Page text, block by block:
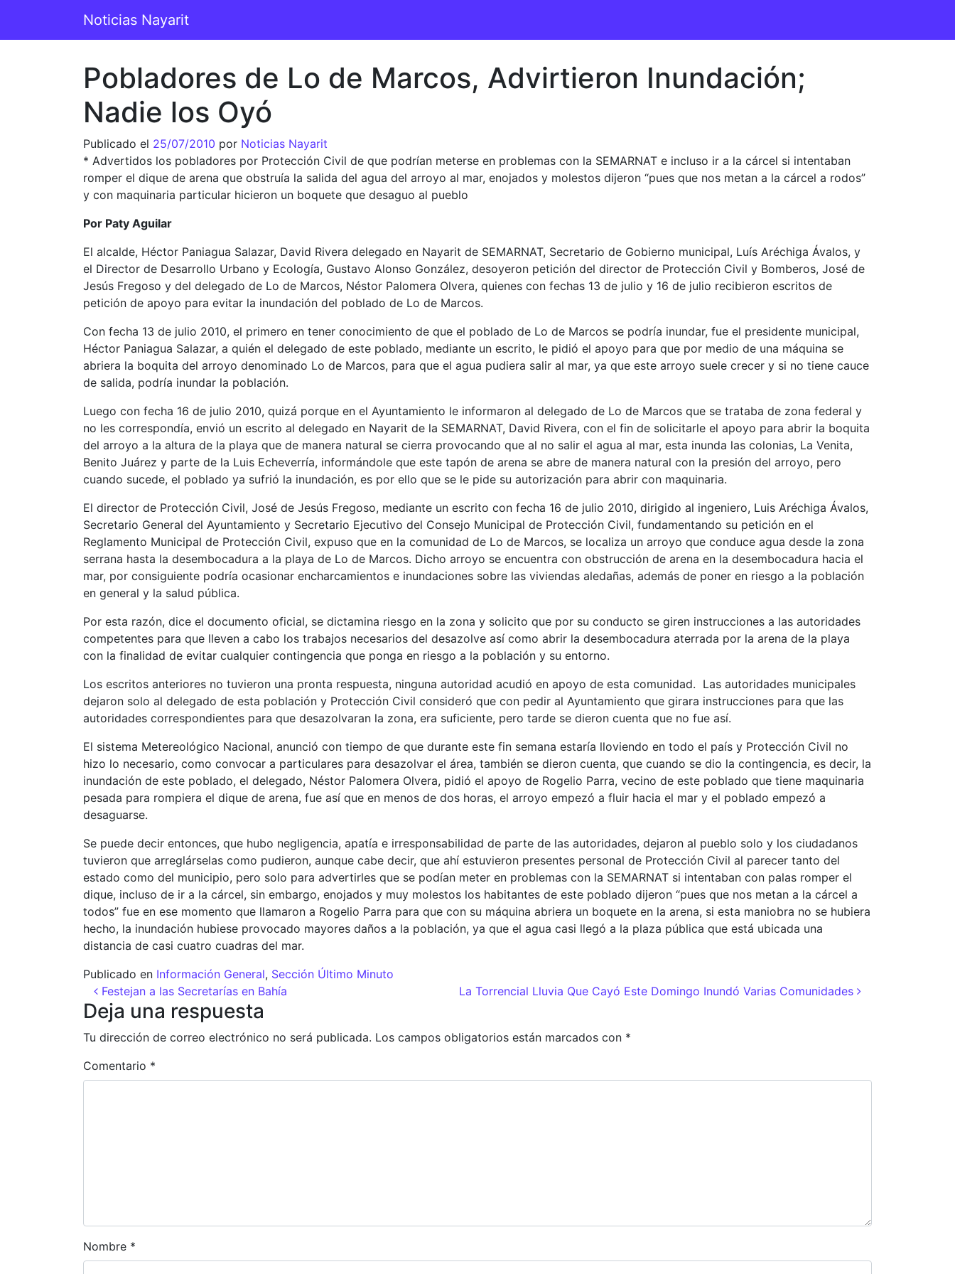
Navegación principal
Noticias Nayarit
Pobladores de Lo de Marcos, Advirtieron Inundación;
Nadie los Oyó
Publicado el 25/07/2010 por Noticias Nayarit
* Advertidos los pobladores por Protección Civil de que podrían meterse en problemas con la SEMARNAT e incluso ir a la cárcel si intentaban
romper el dique de arena que obstruía la salida del agua del arroyo al mar, enojados y molestos dijeron “pues que nos metan a la cárcel a rodos”
y con maquinaria particular hicieron un boquete que desaguo al pueblo
Por Paty Aguilar
El alcalde, Héctor Paniagua Salazar, David Rivera delegado en Nayarit de SEMARNAT, Secretario de Gobierno municipal, Luís Aréchiga Ávalos, y
el Director de Desarrollo Urbano y Ecología, Gustavo Alonso González, desoyeron petición del director de Protección Civil y Bomberos, José de
Jesús Fregoso y del delegado de Lo de Marcos, Néstor Palomera Olvera, quienes con fechas 13 de julio y 16 de julio recibieron escritos de
petición de apoyo para evitar la inundación del poblado de Lo de Marcos.
Con fecha 13 de julio 2010, el primero en tener conocimiento de que el poblado de Lo de Marcos se podría inundar, fue el presidente municipal,
Héctor Paniagua Salazar, a quién el delegado de este poblado, mediante un escrito, le pidió el apoyo para que por medio de una máquina se
abriera la boquita del arroyo denominado Lo de Marcos, para que el agua pudiera salir al mar, ya que este arroyo suele crecer y si no tiene cauce
de salida, podría inundar la población.
Luego con fecha 16 de julio 2010, quizá porque en el Ayuntamiento le informaron al delegado de Lo de Marcos que se trataba de zona federal y
no les correspondía, envió un escrito al delegado en Nayarit de la SEMARNAT, David Rivera, con el fin de solicitarle el apoyo para abrir la boquita
del arroyo a la altura de la playa que de manera natural se cierra provocando que al no salir el agua al mar, esta inunda las colonias, La Venita,
Benito Juárez y parte de la Luis Echeverría, informándole que este tapón de arena se abre de manera natural con la presión del arroyo, pero
cuando sucede, el poblado ya sufrió la inundación, es por ello que se le pide su autorización para abrir con maquinaria.
El director de Protección Civil, José de Jesús Fregoso, mediante un escrito con fecha 16 de julio 2010, dirigido al ingeniero, Luis Aréchiga Ávalos,
Secretario General del Ayuntamiento y Secretario Ejecutivo del Consejo Municipal de Protección Civil, fundamentando su petición en el
Reglamento Municipal de Protección Civil, expuso que en la comunidad de Lo de Marcos, se localiza un arroyo que conduce agua desde la zona
serrana hasta la desembocadura a la playa de Lo de Marcos. Dicho arroyo se encuentra con obstrucción de arena en la desembocadura hacia el
mar, por consiguiente podría ocasionar encharcamientos e inundaciones sobre las viviendas aledañas, además de poner en riesgo a la población
en general y la salud pública.
Por esta razón, dice el documento oficial, se dictamina riesgo en la zona y solicito que por su conducto se giren instrucciones a las autoridades
competentes para que lleven a cabo los trabajos necesarios del desazolve así como abrir la desembocadura aterrada por la arena de la playa
con la finalidad de evitar cualquier contingencia que ponga en riesgo a la población y su entorno.
Los escritos anteriores no tuvieron una pronta respuesta, ninguna autoridad acudió en apoyo de esta comunidad. Las autoridades municipales
dejaron solo al delegado de esta población y Protección Civil consideró que con pedir al Ayuntamiento que girara instrucciones para que las
autoridades correspondientes para que desazolvaran la zona, era suficiente, pero tarde se dieron cuenta que no fue así.
El sistema Metereológico Nacional, anunció con tiempo de que durante este fin semana estaría lloviendo en todo el país y Protección Civil no
hizo lo necesario, como convocar a particulares para desazolvar el área, también se dieron cuenta, que cuando se dio la contingencia, es decir, la
inundación de este poblado, el delegado, Néstor Palomera Olvera, pidió el apoyo de Rogelio Parra, vecino de este poblado que tiene maquinaria
pesada para rompiera el dique de arena, fue así que en menos de dos horas, el arroyo empezó a fluir hacia el mar y el poblado empezó a
desaguarse.
Se puede decir entonces, que hubo negligencia, apatía e irresponsabilidad de parte de las autoridades, dejaron al pueblo solo y los ciudadanos
tuvieron que arreglárselas como pudieron, aunque cabe decir, que ahí estuvieron presentes personal de Protección Civil al parecer tanto del
estado como del municipio, pero solo para advertirles que se podían meter en problemas con la SEMARNAT si intentaban con palas romper el
dique, incluso de ir a la cárcel, sin embargo, enojados y muy molestos los habitantes de este poblado dijeron “pues que nos metan a la cárcel a
todos” fue en ese momento que llamaron a Rogelio Parra para que con su máquina abriera un boquete en la arena, si esta maniobra no se hubiera
hecho, la inundación hubiese provocado mayores daños a la población, ya que el agua casi llegó a la plaza pública que está ubicada una
distancia de casi cuatro cuadras del mar.
Publicado en Información General, Sección Último Minuto
Navegación de entradas
Festejan a las Secretarías en Bahía La Torrencial Lluvia Que Cayó Este Domingo Inundó Varias Comunidades
Deja una respuesta
Tu dirección de correo electrónico no será publicada. Los campos obligatorios están marcados con *
Comentario *
Nombre *